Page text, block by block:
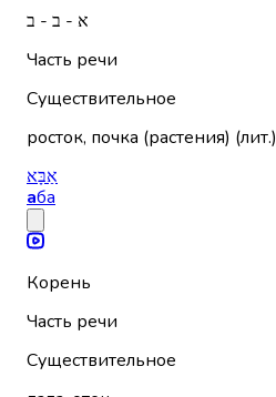
א - ב - ב
Часть речи
Существительное
росток, почка (растения) (лит.)
אַבָּא
аба
Корень
Часть речи
Существительное